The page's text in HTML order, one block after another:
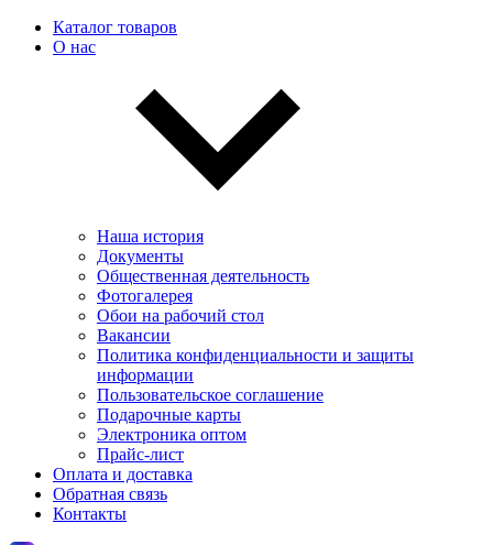
Каталог товаров
О нас
Наша история
Документы
Общественная деятельность
Фотогалерея
Обои на рабочий стол
Вакансии
Политика конфиденциальности и защиты
информации
Пользовательскоe соглашение
Подарочные карты
Электроника оптом
Прайс-лист
Оплата и доставка
Обратная связь
Контакты